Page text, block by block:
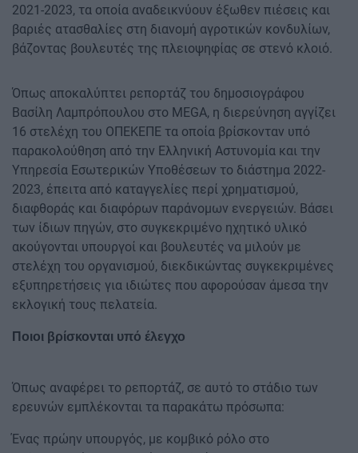
2021-2023, τα οποία αναδεικνύουν έξωθεν πιέσεις και
βαριές ατασθαλίες στη διανομή αγροτικών κονδυλίων,
βάζοντας βουλευτές της πλειοψηφίας σε στενό κλοιό.
Όπως αποκαλύπτει ρεπορτάζ του δημοσιογράφου
Βασίλη Λαμπρόπουλου στο MEGA, η διερεύνηση αγγίζει
16 στελέχη του ΟΠΕΚΕΠΕ τα οποία βρίσκονταν υπό
παρακολούθηση από την Ελληνική Αστυνομία και την
Υπηρεσία Εσωτερικών Υποθέσεων το διάστημα 2022-
2023, έπειτα από καταγγελίες περί χρηματισμού,
διαφθοράς και διαφόρων παράνομων ενεργειών. Βάσει
των ίδιων πηγών, στο συγκεκριμένο ηχητικό υλικό
ακούγονται υπουργοί και βουλευτές να μιλούν με
στελέχη του οργανισμού, διεκδικώντας συγκεκριμένες
εξυπηρετήσεις για ιδιώτες που αφορούσαν άμεσα την
εκλογική τους πελατεία.
Ποιοι βρίσκονται υπό έλεγχο
Όπως αναφέρει το ρεπορτάζ, σε αυτό το στάδιο των
ερευνών εμπλέκονται τα παρακάτω πρόσωπα:
Ένας πρώην υπουργός, με κομβικό ρόλο στο